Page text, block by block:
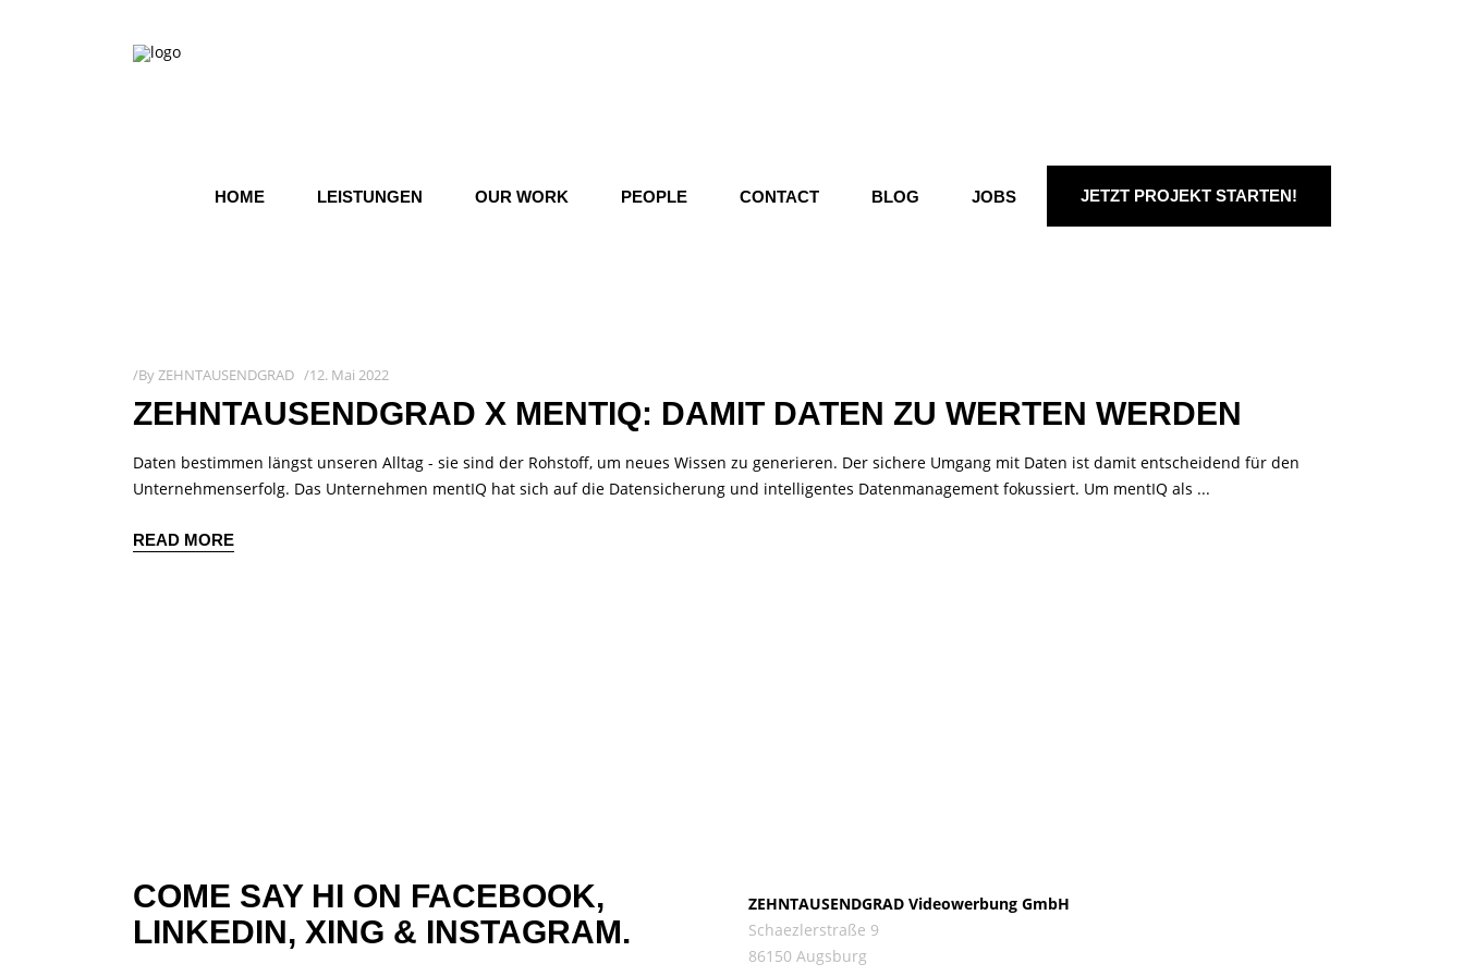
HOME LEISTUNGEN OUR WORK PEOPLE CONTACT BLOG JOBS JETZT PROJEKT STARTEN!
ByZEHNTAUSENDGRAD 12. Mai 2022
ZEHNTAUSENDGRAD X MENTIQ: DAMIT DATEN ZU WERTEN WERDEN
Daten bestimmen längst unseren Alltag - sie sind der Rohstoff, um neues Wissen zu generieren. Der sichere Umgang mit Daten ist damit entscheidend für den
Unternehmenserfolg. Das Unternehmen mentIQ hat sich auf die Datensicherung und intelligentes Datenmanagement fokussiert. Um mentIQ als
READ MORE
COME SAY HI ON FACEBOOK,
LINKEDIN, XING & INSTAGRAM.
ZEHNTAUSENDGRAD Videowerbung GmbH
Schaezlerstraße 9
86150 Augsburg